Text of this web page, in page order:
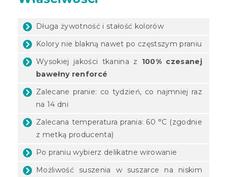
Długa żywotność i stałość kolorów
Kolory nie blakną nawet po częstszym praniu
Wysokiej jakości tkanina z 100% czesanej
bawełny renforcé
Zalecane pranie: co tydzień, co najmniej raz
na 14 dni
Zalecana temperatura prania: 60 °C (zgodnie
z metką producenta)
Po praniu wybierz delikatne wirowanie
Możliwość suszenia w suszarce na niskim